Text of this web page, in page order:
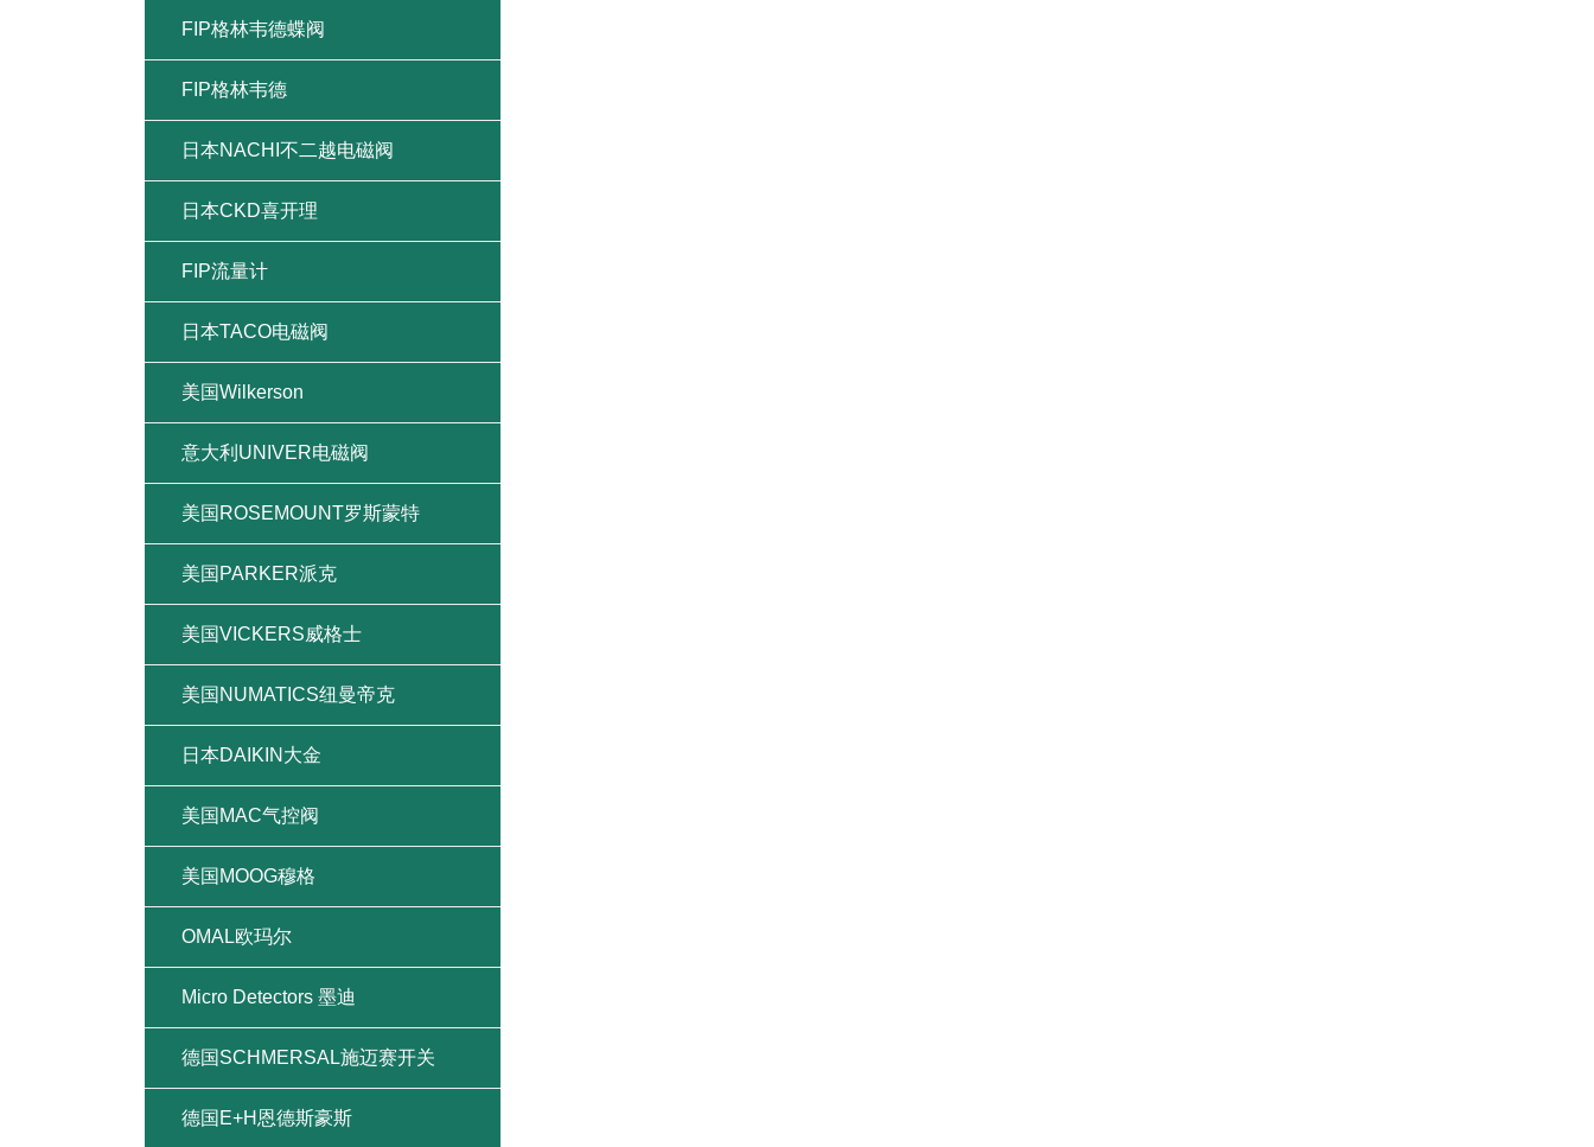
FIP格林韦德蝶阀
FIP格林韦德
日本NACHI不二越电磁阀
日本CKD喜开理
FIP流量计
日本TACO电磁阀
美国Wilkerson
意大利UNIVER电磁阀
美国ROSEMOUNT罗斯蒙特
美国PARKER派克
美国VICKERS威格士
美国NUMATICS纽曼帝克
日本DAIKIN大金
美国MAC气控阀
美国MOOG穆格
OMAL欧玛尔
Micro Detectors 墨迪
德国SCHMERSAL施迈赛开关
德国E+H恩德斯豪斯